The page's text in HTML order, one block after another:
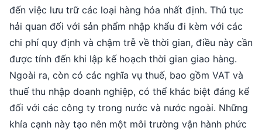
đến việc lưu trữ các loại hàng hóa nhất định. Thủ tục
hải quan đối với sản phẩm nhập khẩu đi kèm với các
chi phí quy định và chậm trễ về thời gian, điều này cần
được tính đến khi lập kế hoạch thời gian giao hàng.
Ngoài ra, còn có các nghĩa vụ thuế, bao gồm VAT và
thuế thu nhập doanh nghiệp, có thể khác biệt đáng kể
đối với các công ty trong nước và nước ngoài. Những
khía cạnh này tạo nên một môi trường vận hành phức